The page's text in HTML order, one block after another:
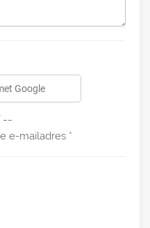
Google
--
e-mailadres